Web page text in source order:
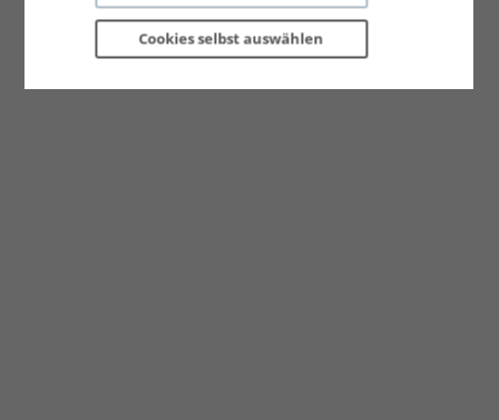
Cookies selbst auswählen